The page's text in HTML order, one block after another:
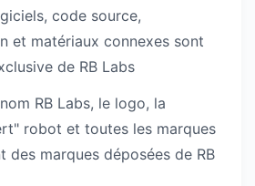
code source,
et matériaux connexes sont
de RB Labs
RB Labs, le logo, la
robot et toutes les marques
des marques déposées de RB